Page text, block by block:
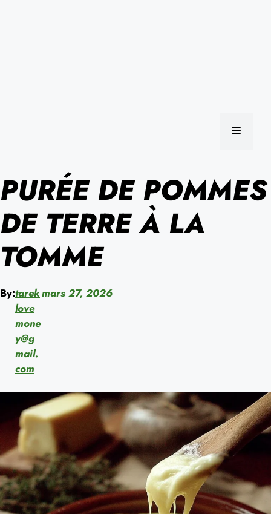
MENU
PURÉE DE POMMES
DE TERRE À LA
TOMME
By:tarek
love
mone
y@g
mail.
com
mars 27, 2026